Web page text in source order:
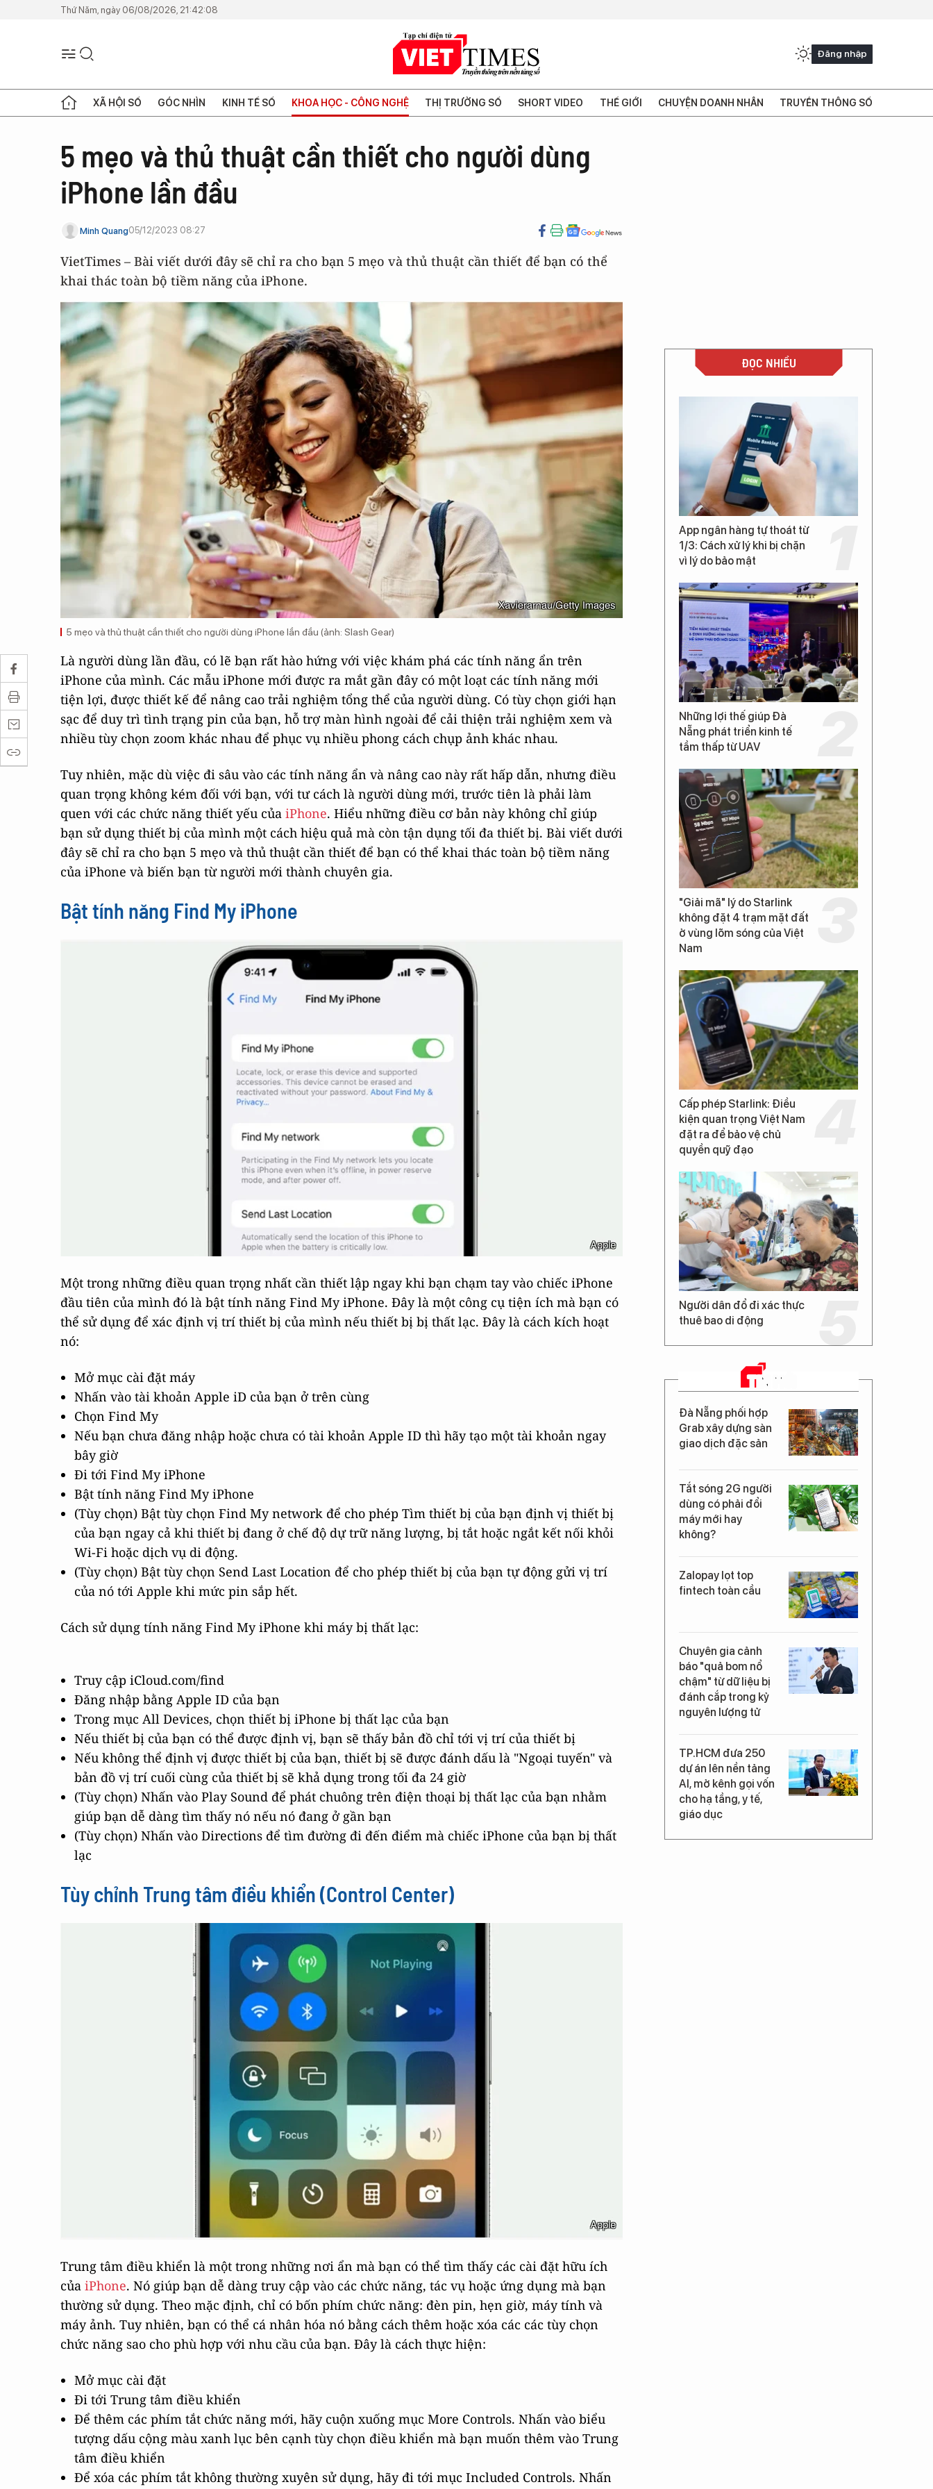
Thứ Năm, ngày 06/08/2026, 21:42:08
Đăng nhập
XÃ HỘI SỐ GÓC NHÌN KINH TẾ SỐ KHOA HỌC - CÔNG NGHỆ THỊ TRƯỜNG SỐ SHORT VIDEO THẾ GIỚI CHUYỆN DOANH NHÂN TRUYỀN THÔNG SỐ
5 mẹo và thủ thuật cần thiết cho người dùng
iPhone lần đầu
Minh Quang05/12/2023 08:27
VietTimes – Bài viết dưới đây sẽ chỉ ra cho bạn 5 mẹo và thủ thuật cần thiết để bạn có thể
khai thác toàn bộ tiềm năng của iPhone.
5 mẹo và thủ thuật cần thiết cho người dùng iPhone lần đầu (ảnh: Slash Gear)
Là người dùng lần đầu, có lẽ bạn rất hào hứng với việc khám phá các tính năng ẩn trên
iPhone của mình. Các mẫu iPhone mới được ra mắt gần đây có một loạt các tính năng mới
tiện lợi, được thiết kế để nâng cao trải nghiệm tổng thể của người dùng. Có tùy chọn giới hạn
sạc để duy trì tình trạng pin của bạn, hỗ trợ màn hình ngoài để cải thiện trải nghiệm xem và
nhiều tùy chọn zoom khác nhau để phục vụ nhiều phong cách chụp ảnh khác nhau.
Tuy nhiên, mặc dù việc đi sâu vào các tính năng ẩn và nâng cao này rất hấp dẫn, nhưng điều
quan trọng không kém đối với bạn, với tư cách là người dùng mới, trước tiên là phải làm
quen với các chức năng thiết yếu của iPhone. Hiểu những điều cơ bản này không chỉ giúp
bạn sử dụng thiết bị của mình một cách hiệu quả mà còn tận dụng tối đa thiết bị. Bài viết dưới
đây sẽ chỉ ra cho bạn 5 mẹo và thủ thuật cần thiết để bạn có thể khai thác toàn bộ tiềm năng
của iPhone và biến bạn từ người mới thành chuyên gia.
Bật tính năng Find My iPhone
Một trong những điều quan trọng nhất cần thiết lập ngay khi bạn chạm tay vào chiếc iPhone
đầu tiên của mình đó là bật tính năng Find My iPhone. Đây là một công cụ tiện ích mà bạn có
thể sử dụng để xác định vị trí thiết bị của mình nếu thiết bị bị thất lạc. Đây là cách kích hoạt
nó:
Mở mục cài đặt máy
Nhấn vào tài khoản Apple iD của bạn ở trên cùng
Chọn Find My
Nếu bạn chưa đăng nhập hoặc chưa có tài khoản Apple ID thì hãy tạo một tài khoản ngay
bây giờ
Đi tới Find My iPhone
Bật tính năng Find My iPhone
(Tùy chọn) Bật tùy chọn Find My network để cho phép Tìm thiết bị của bạn định vị thiết bị
của bạn ngay cả khi thiết bị đang ở chế độ dự trữ năng lượng, bị tắt hoặc ngắt kết nối khỏi
Wi-Fi hoặc dịch vụ di động.
(Tùy chọn) Bật tùy chọn Send Last Location để cho phép thiết bị của bạn tự động gửi vị trí
của nó tới Apple khi mức pin sắp hết.
Cách sử dụng tính năng Find My iPhone khi máy bị thất lạc:
Truy cập iCloud.com/find
Đăng nhập bằng Apple ID của bạn
Trong mục All Devices, chọn thiết bị iPhone bị thất lạc của bạn
Nếu thiết bị của bạn có thể được định vị, bạn sẽ thấy bản đồ chỉ tới vị trí của thiết bị
Nếu không thể định vị được thiết bị của bạn, thiết bị sẽ được đánh dấu là "Ngoại tuyến" và
bản đồ vị trí cuối cùng của thiết bị sẽ khả dụng trong tối đa 24 giờ
(Tùy chọn) Nhấn vào Play Sound để phát chuông trên điện thoại bị thất lạc của bạn nhằm
giúp bạn dễ dàng tìm thấy nó nếu nó đang ở gần bạn
(Tùy chọn) Nhấn vào Directions để tìm đường đi đến điểm mà chiếc iPhone của bạn bị thất
lạc
Tùy chỉnh Trung tâm điều khiển (Control Center)
Trung tâm điều khiển là một trong những nơi ẩn mà bạn có thể tìm thấy các cài đặt hữu ích
của iPhone. Nó giúp bạn dễ dàng truy cập vào các chức năng, tác vụ hoặc ứng dụng mà bạn
thường sử dụng. Theo mặc định, chỉ có bốn phím chức năng: đèn pin, hẹn giờ, máy tính và
máy ảnh. Tuy nhiên, bạn có thể cá nhân hóa nó bằng cách thêm hoặc xóa các các tùy chọn
chức năng sao cho phù hợp với nhu cầu của bạn. Đây là cách thực hiện:
Mở mục cài đặt
Đi tới Trung tâm điều khiển
Để thêm các phím tắt chức năng mới, hãy cuộn xuống mục More Controls. Nhấn vào biểu
tượng dấu cộng màu xanh lục bên cạnh tùy chọn điều khiển mà bạn muốn thêm vào Trung
tâm điều khiển
Để xóa các phím tắt không thường xuyên sử dụng, hãy đi tới mục Included Controls. Nhấn
ĐỌC NHIỀU
App ngân hàng tự thoát từ
1/3: Cách xử lý khi bị chặn
vì lý do bảo mật
Những lợi thế giúp Đà
Nẵng phát triển kinh tế
tầm thấp từ UAV
"Giải mã" lý do Starlink
không đặt 4 trạm mặt đất
ở vùng lõm sóng của Việt
Nam
Cấp phép Starlink: Điều
kiện quan trọng Việt Nam
đặt ra để bảo vệ chủ
quyền quỹ đạo
Người dân đổ đi xác thực
thuê bao di động
TIN MỚI
Đà Nẵng phối hợp
Grab xây dựng sàn
giao dịch đặc sản
Tắt sóng 2G người
dùng có phải đổi
máy mới hay
không?
Zalopay lọt top
fintech toàn cầu
Chuyên gia cảnh
báo "quả bom nổ
chậm" từ dữ liệu bị
đánh cắp trong kỷ
nguyên lượng tử
TP.HCM đưa 250
dự án lên nền tảng
AI, mở kênh gọi vốn
cho hạ tầng, y tế,
giáo dục